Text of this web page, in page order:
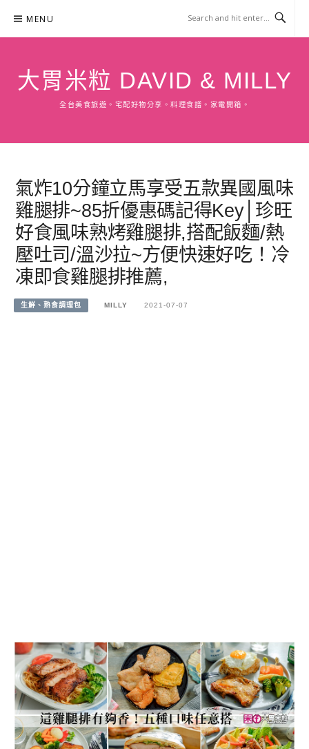
content
MENU
大胃米粒 DAVID & MILLY
全台美食旅遊。宅配好物分享。料理食譜。家電開箱。
氣炸10分鐘立馬享受五款異國風味
雞腿排~85折優惠碼記得Key│珍旺
好食風味熟烤雞腿排,搭配飯麵/熱
壓吐司/溫沙拉~方便快速好吃！冷
凍即食雞腿排推薦,
生鮮、熟食調理包 MILLY 2021-07-07